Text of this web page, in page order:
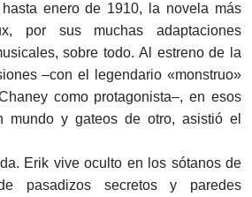
enero de 1910, la novela más
por sus muchas adaptaciones
sobre todo. Al estreno de la
–con el legendario «monstruo»
como protagonista–, en esos
mundo y gateos de otro, asistió el
Erik vive oculto en los sótanos de
pasadizos secretos y paredes